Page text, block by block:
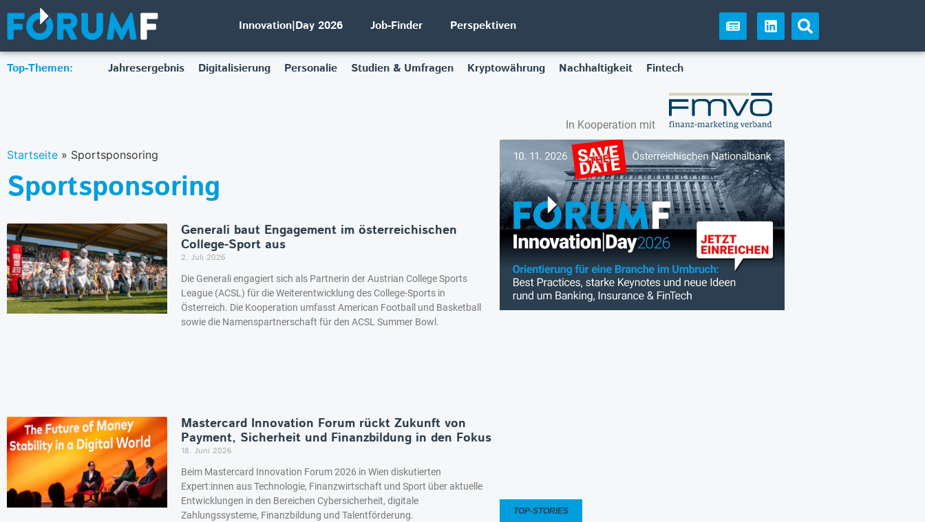
Innovation|Day 2026 Job-Finder Perspektiven
Top-Themen: Jahresergebnis Digitalisierung Personalie Studien & Umfragen Kryptowährung Nachhaltigkeit Fintech
In Kooperation mit
Startseite » Sportsponsoring
Sportsponsoring
Generali baut Engagement im österreichischen
College-Sport aus
2. Juli 2026
Die Generali engagiert sich als Partnerin der Austrian College Sports
League (ACSL) für die Weiterentwicklung des College-Sports in
Österreich. Die Kooperation umfasst American Football und Basketball
sowie die Namenspartnerschaft für den ACSL Summer Bowl.
Mastercard Innovation Forum rückt Zukunft von
Payment, Sicherheit und Finanzbildung in den Fokus
18. Juni 2026
Beim Mastercard Innovation Forum 2026 in Wien diskutierten
Expert:innen aus Technologie, Finanzwirtschaft und Sport über aktuelle
Entwicklungen in den Bereichen Cybersicherheit, digitale
Zahlungssysteme, Finanzbildung und Talentförderung.
TOP-STORIES